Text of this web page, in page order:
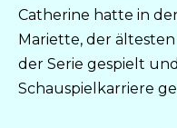
Catherine hatte in
Mariette, der
der Serie gespielt
Schauspielkarriere